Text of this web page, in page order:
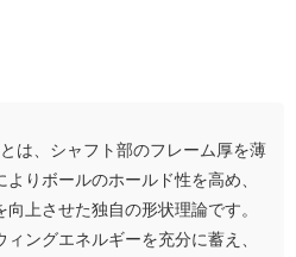
は、シャフト部のフレーム厚を薄
りボールのホールド性を高め、
上させた独自の形状理論です。
ングエネルギーを充分に蓄え、